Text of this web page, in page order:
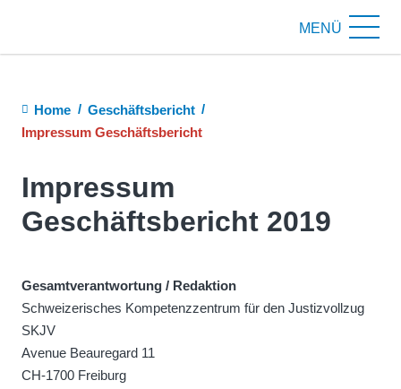
Breadcrumb
Home
Geschäftsbericht
Impressum Geschäftsbericht
Impressum
Geschäftsbericht 2019
Gesamtverantwortung / Redaktion
Schweizerisches Kompetenzzentrum für den Justizvollzug
SKJV
Avenue Beauregard 11
CH-1700 Freiburg
MENÜ